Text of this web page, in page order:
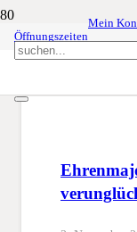
Öffnungszeiten
Mein
Bezirk